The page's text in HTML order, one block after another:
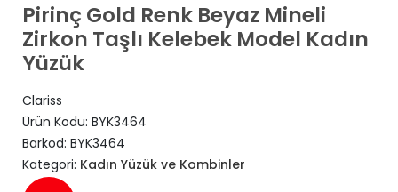
Pirinç Gold Renk Beyaz Mineli
Zirkon Taşlı Kelebek Model Kadın
Yüzük
Clariss
Ürün Kodu: BYK3464
Barkod: BYK3464
Kategori: Kadın Yüzük ve Kombinler